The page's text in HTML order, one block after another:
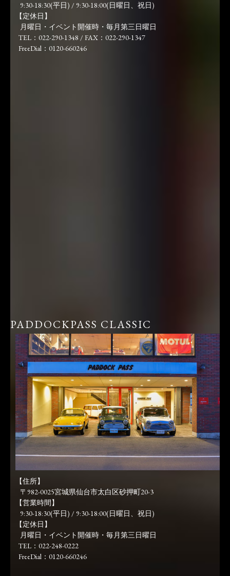
9:30-18:30(平日) / 9:30-18:00(日曜日、祝日)
【定休日】
月曜日・イベント開催時・毎月第三日曜日
TEL：022-290-1348 / FAX：022-290-1347
FreeDial：0120-660246
PADDOCKPASS CLASSIC
【住所】
〒982-0025宮城県仙台市太白区砂押町20-3
【営業時間】
9:30-18:30(平日) / 9:30-18:00(日曜日、祝日)
【定休日】
月曜日・イベント開催時・毎月第三日曜日
TEL：022-248-0222
FreeDial：0120-660246